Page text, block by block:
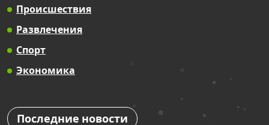
Происшествия
Развлечения
Спорт
Экономика
Последние новости